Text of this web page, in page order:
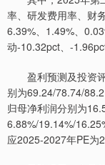
率、研发费用率、财
6.39%、1.49%、
动-10.32pct、-
盈利预测及投资评
别为69.24/78.74/
归母净利润分别为
6.88%/19.14%/
应2025-2027年PE为